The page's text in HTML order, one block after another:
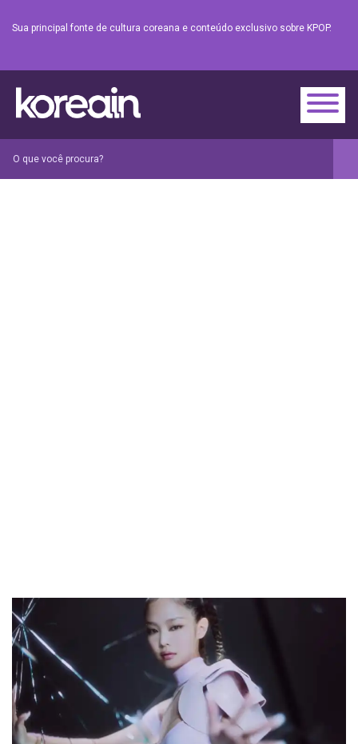
Sua principal fonte de cultura coreana e conteúdo exclusivo sobre KPOP.